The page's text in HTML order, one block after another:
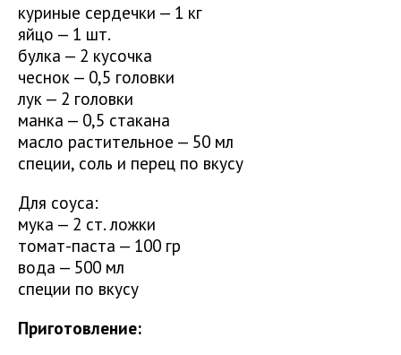
куриные сердечки — 1 кг
яйцо — 1 шт.
булка — 2 кусочка
чеснок — 0,5 головки
лук — 2 головки
манка — 0,5 стакана
масло растительное — 50 мл
специи, соль и перец по вкусу
Для соуса:
мука — 2 ст. ложки
томат-паста — 100 гр
вода — 500 мл
специи по вкусу
Приготовление: